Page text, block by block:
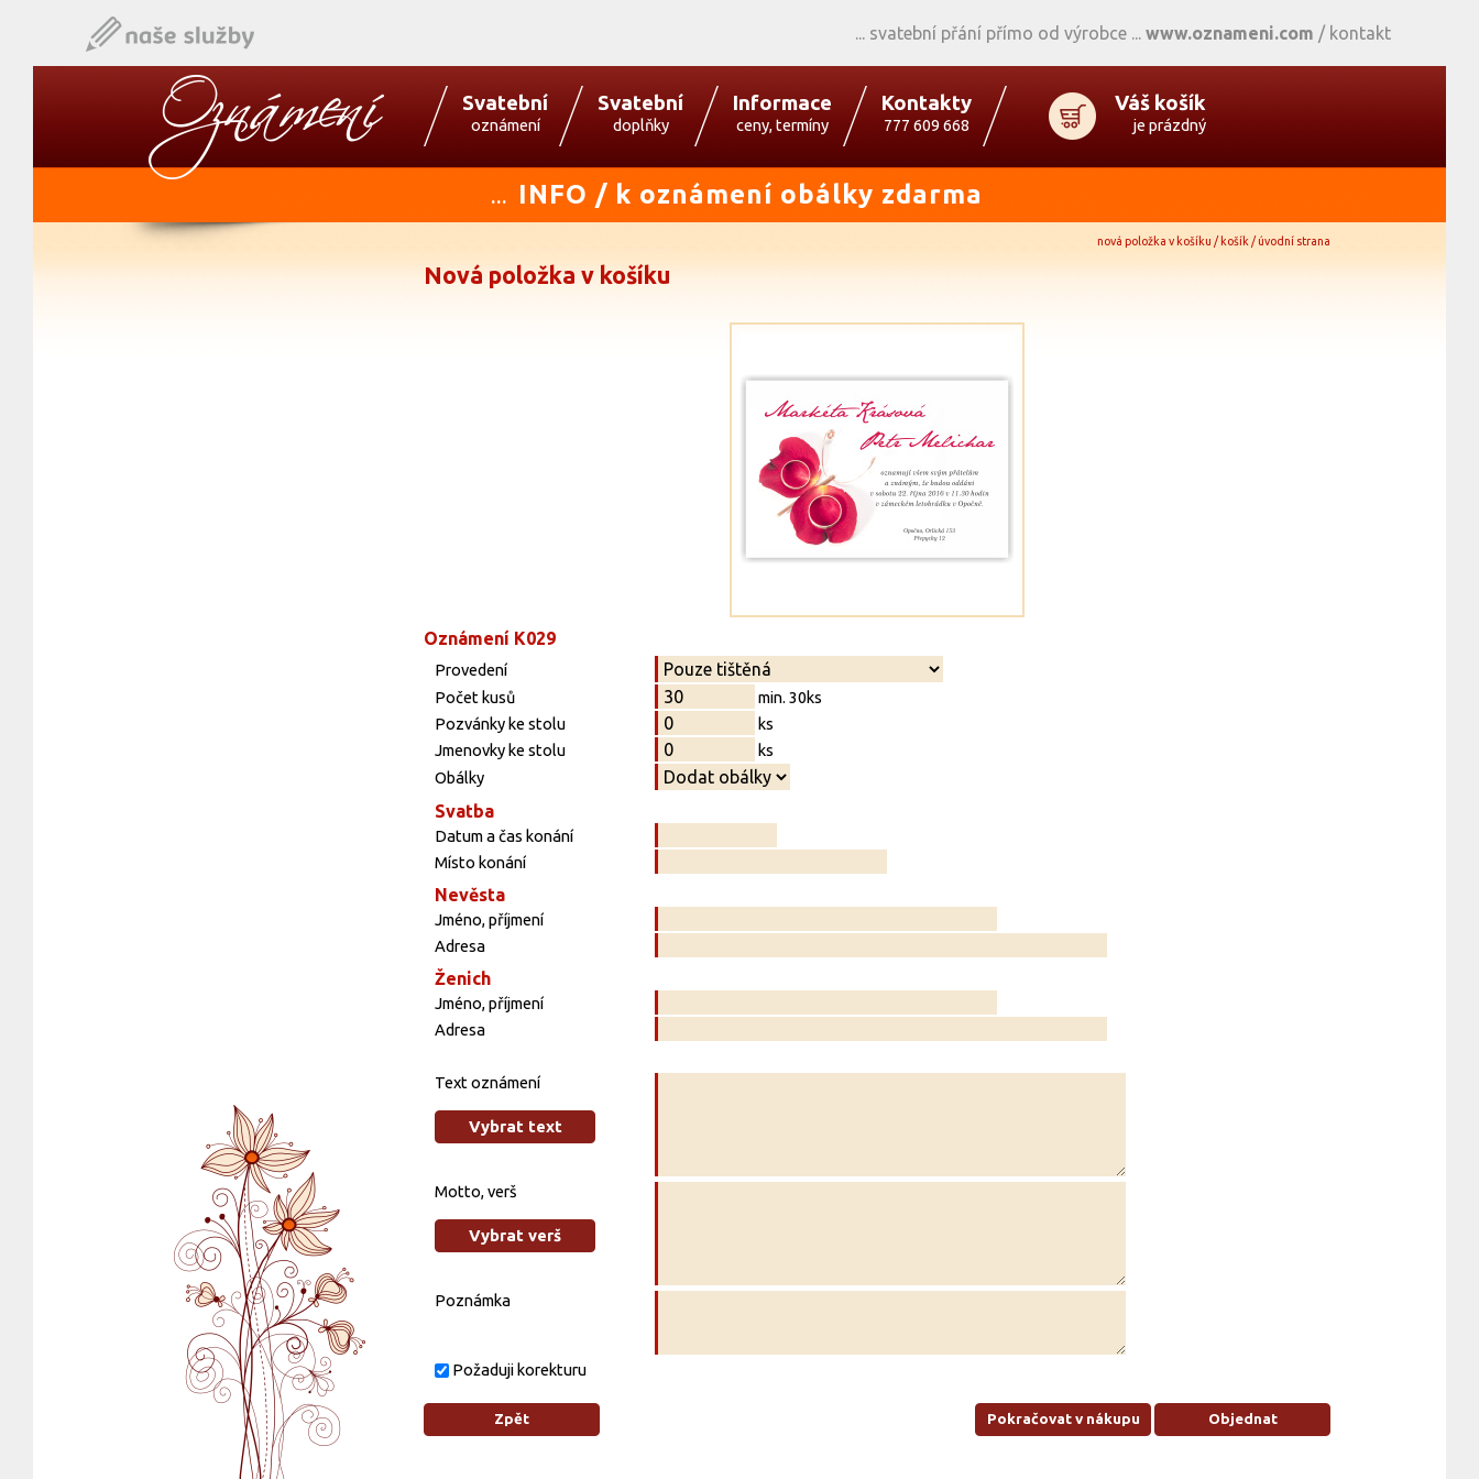
svatební přání přímo od výrobce www.oznameni.com / kontakt
Svatební
oznámení
Svatební
doplňky
Informace
ceny, termíny
Kontakty
777 609 668
Váš košík
je prázdný
... INFO / k oznámení obálky zdarma
nová položka v košíku / košík / úvodní strana
Nová položka v košíku
Oznámení K029
Provedení
Počet kusů
min. 30ks
Pozvánky ke stolu
ks
Jmenovky ke stolu
ks
Obálky
Svatba
Datum a čas konání
Místo konání
Nevěsta
Jméno, příjmení
Adresa
Ženich
Jméno, příjmení
Adresa
Text oznámení
Vybrat text
Motto, verš
Vybrat verš
Poznámka
Požaduji korekturu